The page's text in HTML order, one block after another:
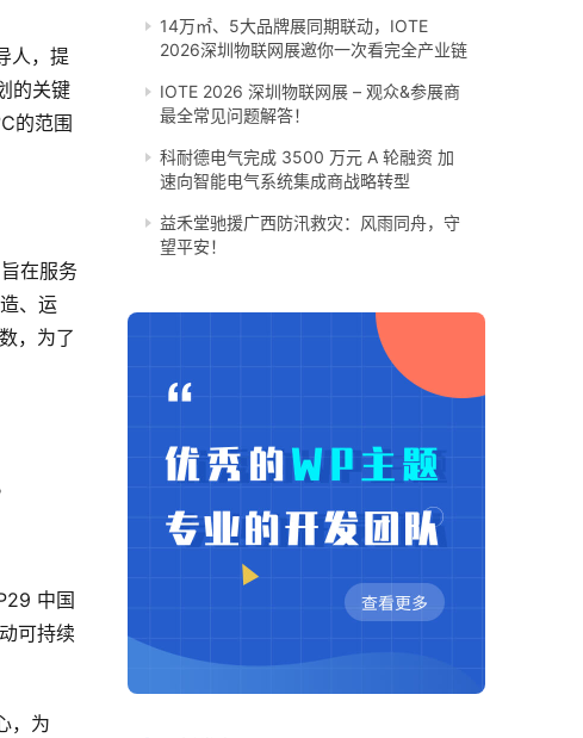
人，提
的关键
的范围
在服务
、运
，为了
中国
可持续
，为
14万㎡、5大品牌展同期联动，IOTE
2026深圳物联网展邀你一次看完全产业链
IOTE 2026 深圳物联网展 – 观众&参展商
最全常见问题解答！
科耐德电气完成 3500 万元 A 轮融资 加
速向智能电气系统集成商战略转型
​益禾堂驰援广西防汛救灾：风雨同舟，守
望平安！